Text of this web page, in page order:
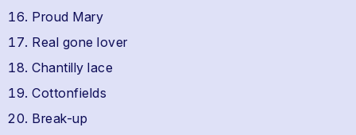
Proud Mary
Real gone lover
Chantilly lace
Cottonfields
Break-up